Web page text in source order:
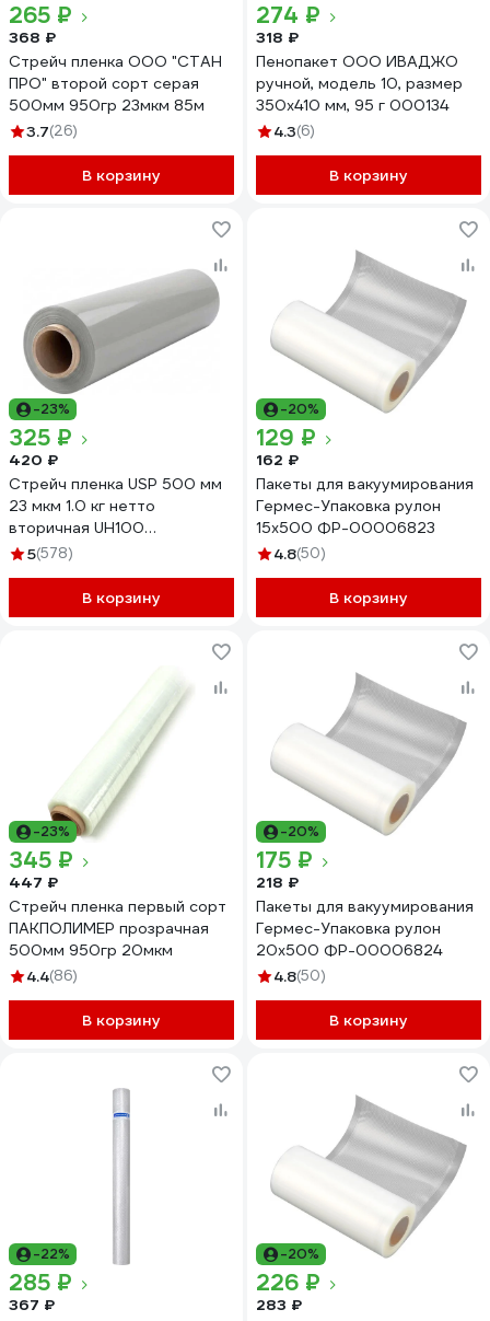
265 ₽
368 ₽
Стрейч пленка ООО "СТАН
ПРО" второй сорт серая
500мм 950гр 23мкм 85м
3.7(26)
В корзину
274 ₽
318 ₽
Пенопакет ООО ИВАДЖО
ручной, модель 10, размер
350х410 мм, 95 г 000134
4.3(6)
В корзину
-23%
325 ₽
420 ₽
Стрейч пленка USP 500 мм
23 мкм 1.0 кг нетто
вторичная UH100
в50231000
5(578)
В корзину
-20%
129 ₽
162 ₽
Пакеты для вакуумирования
Гермес-Упаковка рулон
15х500 ФР-00006823
4.8(50)
В корзину
-23%
345 ₽
447 ₽
Стрейч пленка первый сорт
ПАКПОЛИМЕР прозрачная
500мм 950гр 20мкм
4.4(86)
В корзину
-20%
175 ₽
218 ₽
Пакеты для вакуумирования
Гермес-Упаковка рулон
20х500 ФР-00006824
4.8(50)
В корзину
-22%
285 ₽
367 ₽
-20%
226 ₽
283 ₽